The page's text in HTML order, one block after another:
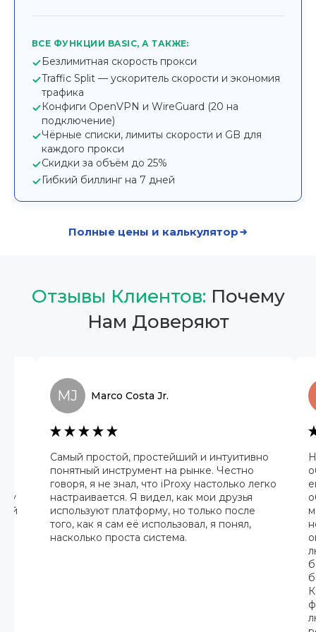
ВСЕ ФУНКЦИИ BASIC, А ТАКЖЕ:
Безлимитная скорость прокси
Traffic Split — ускоритель скорости и экономия
трафика
Конфиги OpenVPN и WireGuard (20 на
подключение)
Чёрные списки, лимиты скорости и GB для
каждого прокси
Скидки за объём до 25%
Гибкий биллинг на 7 дней
Полные цены и калькулятор
Отзывы Клиентов: Почему
Нам Доверяют
MJ Marco Costa Jr.
Самый простой, простейший и интуитивно
понятный инструмент на рынке. Честно
говоря, я не знал, что iProxy настолько легко
настраивается. Я видел, как мои друзья
используют платформу, но только после
того, как я сам её использовал, я понял,
насколько проста система.